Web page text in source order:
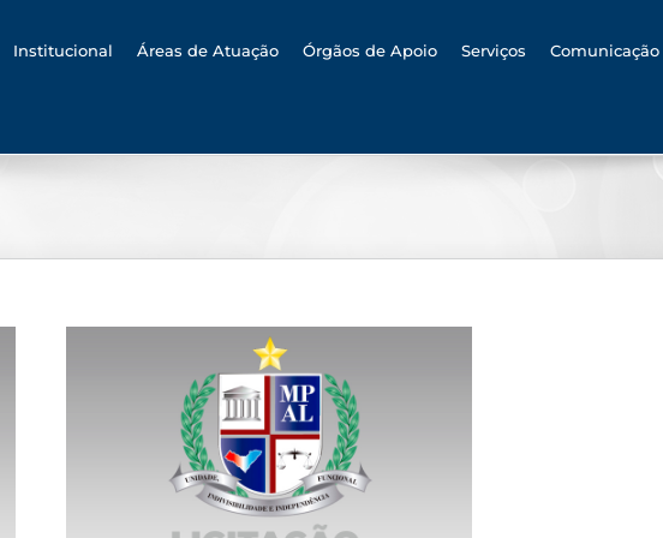
Institucional Áreas de Atuação Órgãos de Apoio Serviços Comunicação
–